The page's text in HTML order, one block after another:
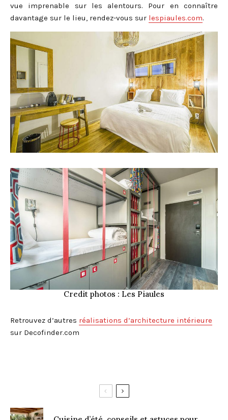
vue imprenable sur les alentours. Pour en connaître
davantage sur le lieu, rendez-vous sur lespiaules.com.
Credit photos : Les Piaules
Retrouvez d’autres réalisations d’architecture intérieure
sur Decofinder.com